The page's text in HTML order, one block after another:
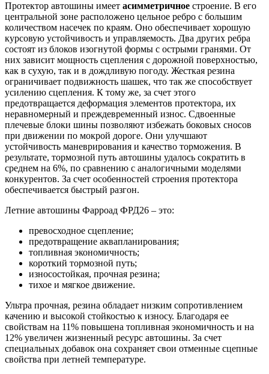
Протектор автошины имеет асимметричное строение. В его
центральной зоне расположено цельное ребро с большим
количеством насечек по краям. Оно обеспечивает хорошую
курсовую устойчивость и управляемость. Два других ребра
состоят из блоков изогнутой формы с острыми гранями. От
них зависит мощность сцепления с дорожной поверхностью,
как в сухую, так и в дождливую погоду. Жесткая резина
ограничивает подвижность шашек, что так же способствует
усилению сцепления. К тому же, за счет этого
предотвращается деформация элементов протектора, их
неравномерный и преждевременный износ. Сдвоенные
плечевые блоки шины позволяют избежать боковых сносов
при движении по мокрой дороге. Они улучшают
устойчивость маневрирования и качество торможения. В
результате, тормозной путь автошины удалось сократить в
среднем на 6%, по сравнению с аналогичными моделями
конкурентов. За счет особенностей строения протектора
обеспечивается быстрый разгон.
Летние автошины Фарроад ФРД26 – это:
превосходное сцепление;
предотвращение аквапланирования;
топливная экономичность;
короткий тормозной путь;
износостойкая, прочная резина;
тихое и мягкое движение.
Ультра прочная, резина обладает низким сопротивлением
качению и высокой стойкостью к износу. Благодаря ее
свойствам на 11% повышена топливная экономичность и на
12% увеличен жизненный ресурс автошины. За счет
специальных добавок она сохраняет свои отменные сцепные
свойства при летней температуре.